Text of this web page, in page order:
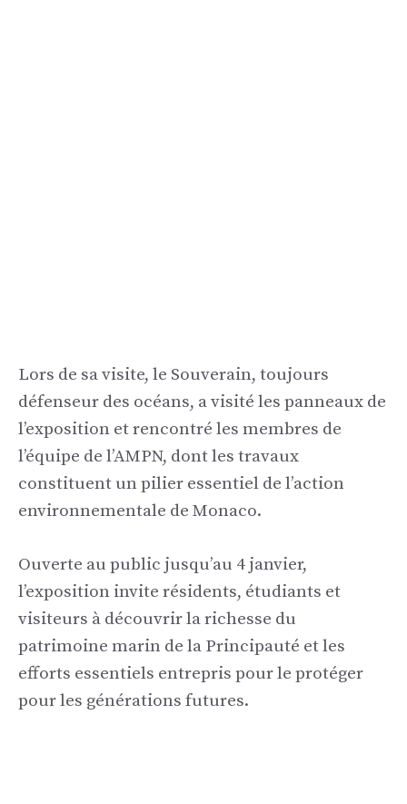
Lors de sa visite, le Souverain, toujours
défenseur des océans, a visité les panneaux de
l’exposition et rencontré les membres de
l’équipe de l’AMPN, dont les travaux
constituent un pilier essentiel de l’action
environnementale de Monaco.
Ouverte au public jusqu’au 4 janvier,
l’exposition invite résidents, étudiants et
visiteurs à découvrir la richesse du
patrimoine marin de la Principauté et les
efforts essentiels entrepris pour le protéger
pour les générations futures.